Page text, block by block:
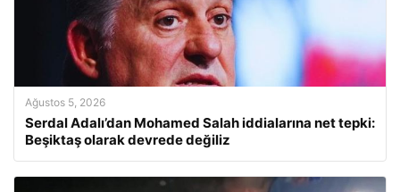
Ağustos 5, 2026
Serdal Adalı’dan Mohamed Salah iddialarına net tepki:
Beşiktaş olarak devrede değiliz